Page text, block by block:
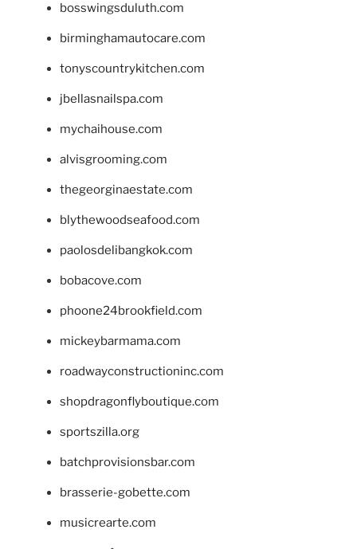
bosswingsduluth.com
birminghamautocare.com
tonyscountrykitchen.com
jbellasnailspa.com
mychaihouse.com
alvisgrooming.com
thegeorginaestate.com
blythewoodseafood.com
paolosdelibangkok.com
bobacove.com
phoone24brookfield.com
mickeybarmama.com
roadwayconstructioninc.com
shopdragonflyboutique.com
sportszilla.org
batchprovisionsbar.com
brasserie-gobette.com
musicrearte.com